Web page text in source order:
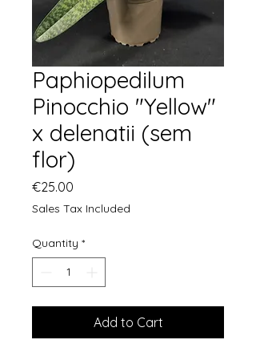
Paphiopedilum
Pinocchio "Yellow"
x delenatii (sem
flor)
€25.00
Sales Tax Included
Quantity *
Add to Cart